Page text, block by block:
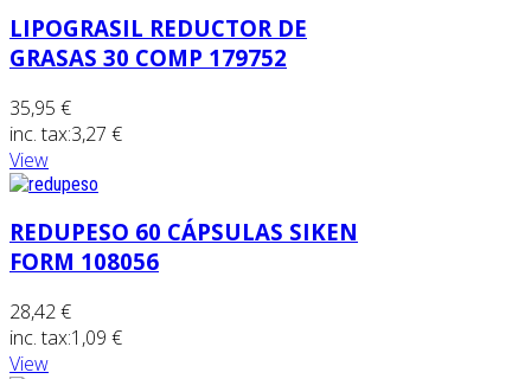
LIPOGRASIL REDUCTOR DE
GRASAS 30 COMP 179752
35,95 €
inc. tax:3,27 €
View
REDUPESO 60 CÁPSULAS SIKEN
FORM 108056
28,42 €
inc. tax:1,09 €
View